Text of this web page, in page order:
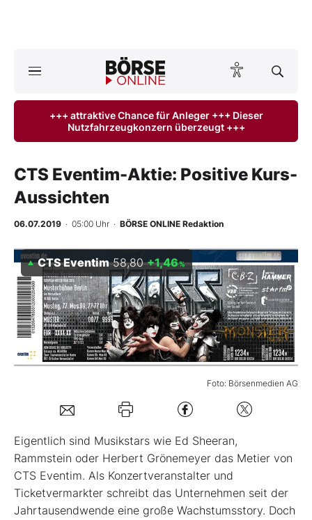
ktuelle Ausgabe BÖRSE ONLINE lesen
Anlageprodukte
Finanz-Check
BO-Musterdepots
Experten
Mein B:O
Kontakt
+++ attraktive Chance für Anleger +++ Dieser
Nutzfahrzeugkonzern überzeugt +++
CTS Eventim-Aktie: Positive Kurs-
Aussichten
06.07.2019 · 05:00 Uhr · BÖRSE ONLINE Redaktion
Foto: Börsenmedien AG
CTS Eventim 58,80 +1,46%
Eigentlich sind Musikstars wie Ed Sheeran,
Rammstein oder Herbert Grönemeyer das Metier von
CTS Eventim. Als Konzertveranstalter und
Ticketvermarkter schreibt das Unternehmen seit der
Jahrtausendwende eine große Wachstumsstory. Doch